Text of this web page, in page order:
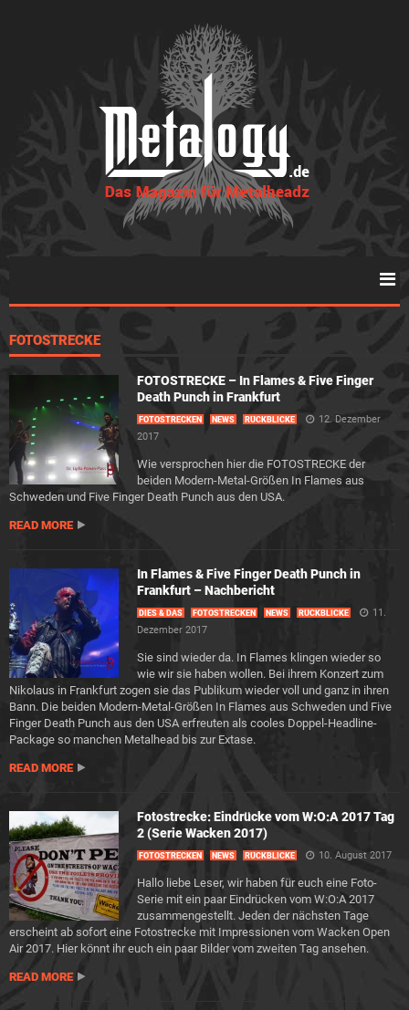
FOTOSTRECKE
FOTOSTRECKE – In Flames & Five Finger
Death Punch in Frankfurt
FOTOSTRECKEN NEWS RÜCKBLICKE
12. Dezember
2017
Wie versprochen hier die FOTOSTRECKE der
beiden Modern-Metal-Größen In Flames aus
Schweden und Five Finger Death Punch aus den USA.
READ MORE
In Flames & Five Finger Death Punch in
Frankfurt – Nachbericht
DIES & DAS FOTOSTRECKEN NEWS RÜCKBLICKE
11.
Dezember 2017
Sie sind wieder da. In Flames klingen wieder so
wie wir sie haben wollen. Bei ihrem Konzert zum
Nikolaus in Frankfurt zogen sie das Publikum wieder voll und ganz in ihren
Bann. Die beiden Modern-Metal-Größen In Flames aus Schweden und Five
Finger Death Punch aus den USA erfreuten als cooles Doppel-Headline-
Package so manchen Metalhead bis zur Extase.
READ MORE
Fotostrecke: Eindrücke vom W:O:A 2017 Tag
2 (Serie Wacken 2017)
FOTOSTRECKEN NEWS RÜCKBLICKE 10. August 2017
Hallo liebe Leser, wir haben für euch eine Foto-
Serie mit ein paar Eindrücken vom W:O:A 2017
zusammengestellt. Jeden der nächsten Tage
erscheint ab sofort eine Fotostrecke mit Impressionen vom Wacken Open
Air 2017. Hier könnt ihr euch ein paar Bilder vom zweiten Tag ansehen.
READ MORE